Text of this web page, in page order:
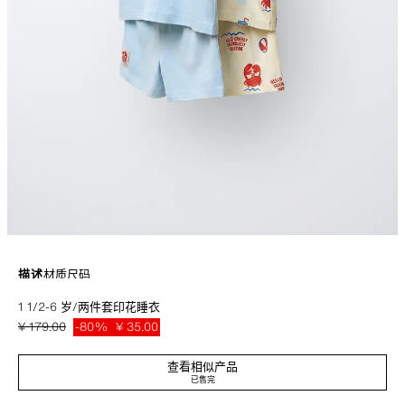
描述材质尺码
四件套睡衣，T 恤采用圆领短袖设计，休闲短裤配有弹力束腰带。螃蟹印花。
蓝色 1716/596/400
1 1/2-6 岁/两件套印花睡衣
¥ 179.00 -80% ¥ 35.00
查看相似产品
已售完
¥